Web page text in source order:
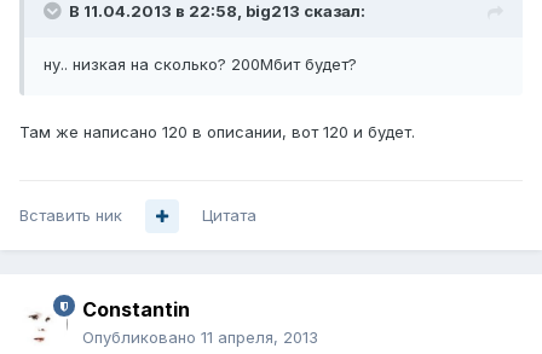
В 11.04.2013 в 22:58, big213 сказал:
ну.. низкая на сколько? 200Мбит будет?
Там же написано 120 в описании, вот 120 и будет.
Вставить ник Цитата
Constantin
Опубликовано 11 апреля, 2013